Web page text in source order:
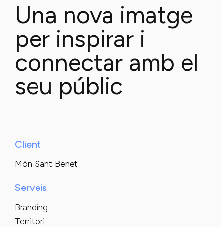
Una nova imatge
per inspirar i
connectar amb el
seu públic
Client
Món Sant Benet
Serveis
Branding
Territori